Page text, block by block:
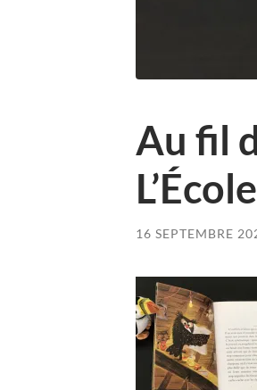
Au fil
16 SEPTEMBRE